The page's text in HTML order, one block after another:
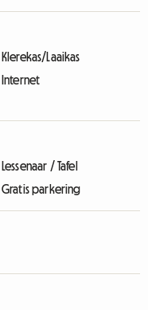
Klerekas/Laaikas
Internet
Lessenaar / Tafel
Gratis parkering